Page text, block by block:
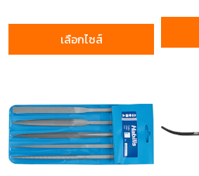
เลือกไซส์